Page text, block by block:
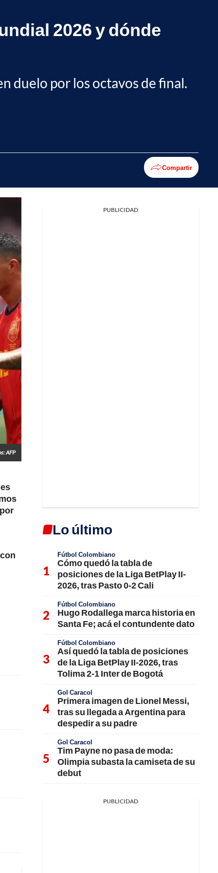
2026 y dónde
duelo por los octavos de final.
Compartir
AFP
PUBLICIDAD
Lo último
Fútbol Colombiano
Cómo quedó la tabla de
posiciones de la Liga BetPlay II-
2026, tras Pasto 0-2 Cali
Fútbol Colombiano
Hugo Rodallega marca historia en
Santa Fe; acá el contundente dato
Fútbol Colombiano
Así quedó la tabla de posiciones
de la Liga BetPlay II-2026, tras
Tolima 2-1 Inter de Bogotá
Gol Caracol
Primera imagen de Lionel Messi,
tras su llegada a Argentina para
despedir a su padre
Gol Caracol
Tim Payne no pasa de moda:
Olimpia subasta la camiseta de su
debut
PUBLICIDAD